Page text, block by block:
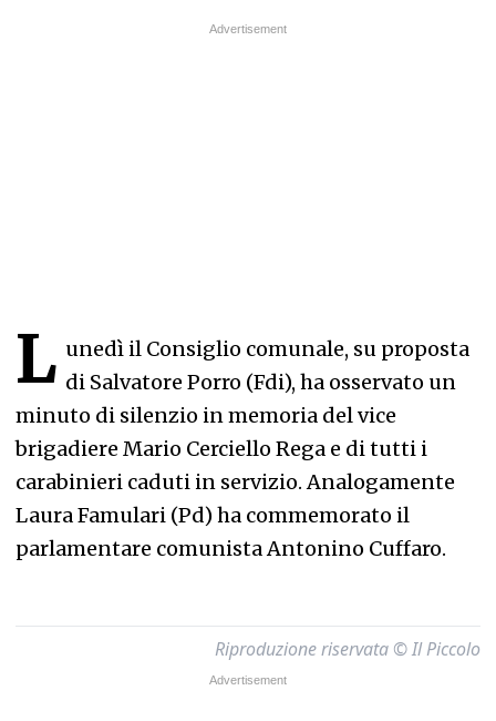
L unedì il Consiglio comunale, su proposta
di Salvatore Porro (Fdi), ha osservato un
minuto di silenzio in memoria del vice
brigadiere Mario Cerciello Rega e di tutti i
carabinieri caduti in servizio. Analogamente
Laura Famulari (Pd) ha commemorato il
parlamentare comunista Antonino Cuffaro.
Riproduzione riservata © Il Piccolo